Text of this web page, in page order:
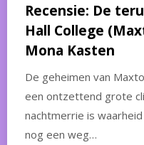
Recensie: De
Hall College
Mona Kasten
De geheimen van
een ontzettend grote
nachtmerrie is
nog een weg…